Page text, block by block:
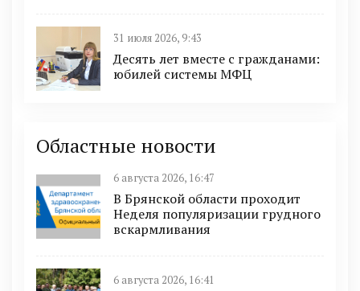
31 июля 2026, 9:43
Десять лет вместе с гражданами:
юбилей системы МФЦ
Областные новости
6 августа 2026, 16:47
В Брянской области проходит
Неделя популяризации грудного
вскармливания
6 августа 2026, 16:41